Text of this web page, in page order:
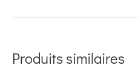
Produits similaires